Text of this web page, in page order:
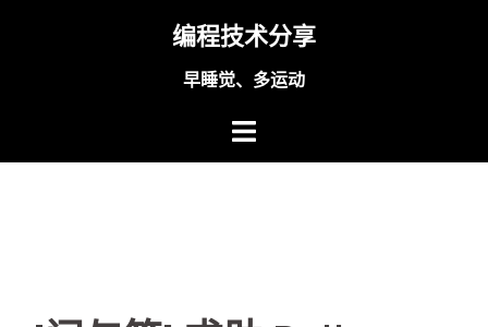
编程技术分享
早睡觉、多运动